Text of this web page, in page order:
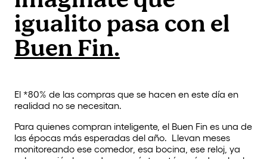
igualito pasa con el
Buen Fin.
El *80% de las compras que se hacen en este día en
realidad no se necesitan.
Para quienes compran inteligente, el Buen Fin es una de
las épocas más esperadas del año. Llevan meses
monitoreando ese comedor, esa bocina, ese reloj, ya